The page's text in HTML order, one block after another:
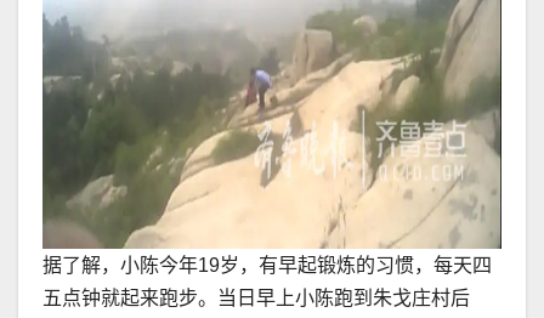
据了解，小陈今年19岁，有早起锻炼的习惯，每天四
五点钟就起来跑步。当日早上小陈跑到朱戈庄村后